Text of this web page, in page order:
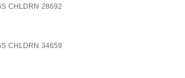
CHLDRN 28692
CHLDRN 34659